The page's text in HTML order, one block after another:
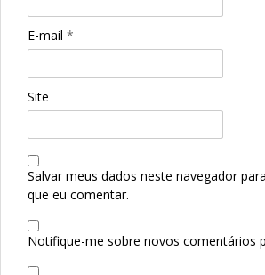
E-mail *
Site
Salvar meus dados neste navegador
que eu comentar.
Notifique-me sobre novos comentários